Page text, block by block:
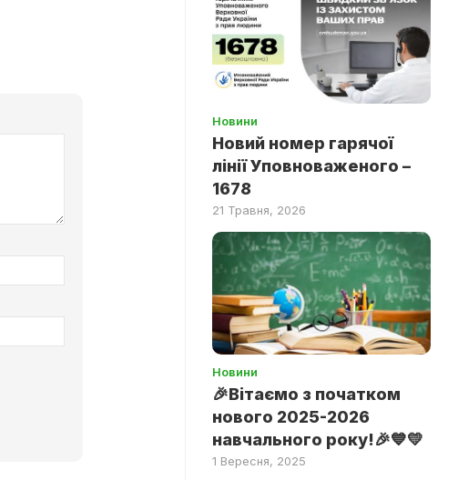
Новини
Новий номер гарячої
лінії Уповноваженого –
1678
21 Травня, 2026
Новини
🎉Вітаємо з початком
нового 2025-2026
навчального року!🎉💙💛
1 Вересня, 2025